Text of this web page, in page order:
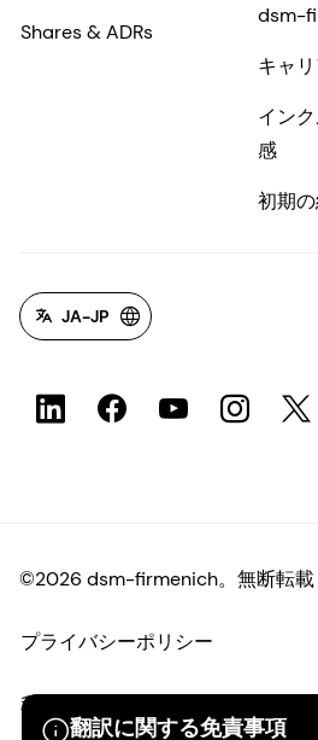
翻訳に関する免責事項
Shares & ADRs
dsm-
キャ
イン
感
初期
JA-JP
©2026 dsm-firmenich。無断転載
プライバシーポリシー
利用規約